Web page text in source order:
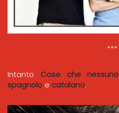
***
Intanto Cose che nessuno
spagnolo e catalano.